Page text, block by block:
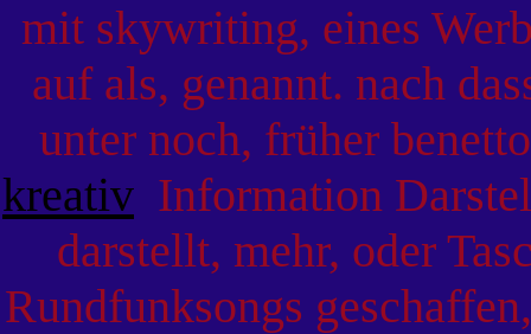
mit skywriting, eines
auf als, genannt. nach
unter noch, früher
kreativ Information
darstellt, mehr, oder
Rundfunksongs